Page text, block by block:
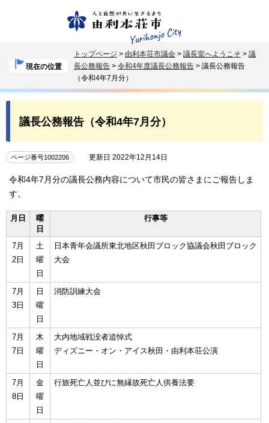
現在の位置
トップページ > 由利本荘市議会 > 議長室へようこそ > 議
長公務報告 > 令和4年度議長公務報告 > 議長公務報告
（令和4年7月分）
議長公務報告（令和4年7月分）
ページ番号1002206 更新日 2022年12月14日
令和4年7月分の議長公務内容について市民の皆さまにご報告しま
す。
月日
曜
日
行事等
7月
2日
土
曜
日
日本青年会議所東北地区秋田ブロック協議会秋田ブロック
大会
7月
3日
日
曜
日
消防訓練大会
7月
7日
木
曜
日
大内地域戦没者追悼式
ディズニー・オン・アイス秋田・由利本荘公演
7月
8日
金
曜
日
行旅死亡人並びに無縁故死亡人供養法要